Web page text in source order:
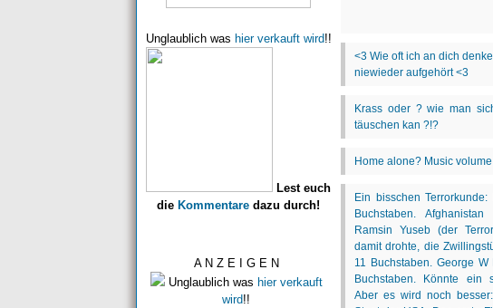
Unglaublich was hier verkauft wird!!
Lest euch
die Kommentare dazu durch!
A N Z E I G E N
Unglaublich was hier verkauft
wird!!